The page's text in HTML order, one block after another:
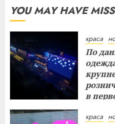
YOU MAY HAVE
краса
По
в
краса